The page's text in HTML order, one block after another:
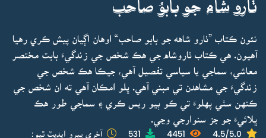
ٺارو شاه جو بابوُ صاحب
نئون ڪتاب ”ٺارو شاهه جو بابو صاحب“ اوهان اڳيان پيش ڪري رهيا
آهيون. هي ڪتاب ٺاروشاه جي هڪ شخص جي زندگيءَ بابت مختصر
معاشي، سماجي يا سياسي تفصيل آهي، جيڪا هڪ شخص جي
زندگيءَ جي مشاهدن تي مبني آهي. ڀلو امڪان آهي ته ان شخص جي
ڪنهن سٺي پهلوءَ تي ڪو ٻيو ريس ڪري ۽ سماجي طور هڪ
ڀلائيءَ جو جز سنوارجي وڃي.
4.5/5.0
4451
531 آخري ڀيرو اپڊيٽ ٿيو: